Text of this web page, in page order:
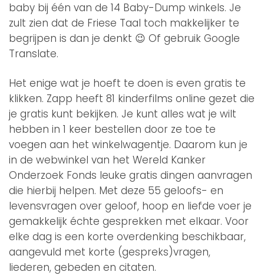
baby bij één van de 14 Baby-Dump winkels. Je
zult zien dat de Friese Taal toch makkelijker te
begrijpen is dan je denkt 😉 Of gebruik Google
Translate.
Het enige wat je hoeft te doen is even gratis te
klikken. Zapp heeft 81 kinderfilms online gezet die
je gratis kunt bekijken. Je kunt alles wat je wilt
hebben in 1 keer bestellen door ze toe te
voegen aan het winkelwagentje. Daarom kun je
in de webwinkel van het Wereld Kanker
Onderzoek Fonds leuke gratis dingen aanvragen
die hierbij helpen. Met deze 55 geloofs- en
levensvragen over geloof, hoop en liefde voer je
gemakkelijk échte gesprekken met elkaar. Voor
elke dag is een korte overdenking beschikbaar,
aangevuld met korte (gespreks)vragen,
liederen, gebeden en citaten.